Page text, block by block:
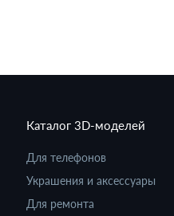
Каталог 3D-моделей
Для телефонов
Украшения и аксессуары
Для ремонта